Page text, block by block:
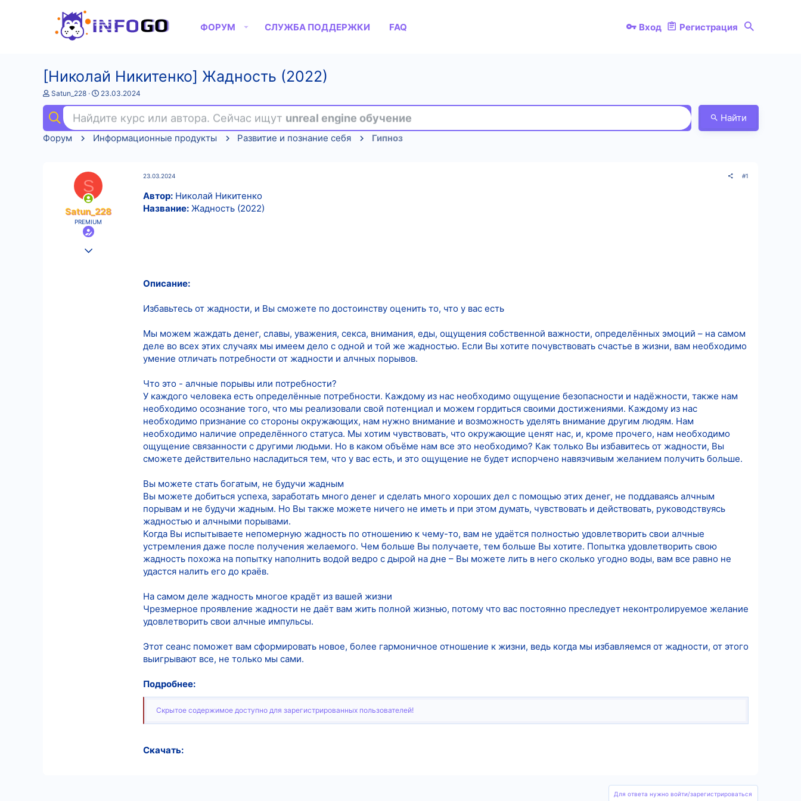
ФОРУМ СЛУЖБА ПОДДЕРЖКИ FAQ Вход Регистрация
[Николай Никитенко] Жадность (2022)
А
т
о
р
т
Satun_228
Д
а
н
а
а
23.03.2024
Найдите курс или автора. Сейчас ищут unreal engine обучение
Найти
Форум
Информационные продукты Развитие и познание себя Гипноз
S
Satun_228
PREMIUM
23.03.2024 #1
Автор: Николай Никитенко
Название: Жадность (2022)
Описание:
Избавьтесь от жадности, и Вы сможете по достоинству оценить то, что у вас есть
Мы можем жаждать денег, славы, уважения, секса, внимания, еды, ощущения собственной важности, определённых эмоций – на самом
деле во всех этих случаях мы имеем дело с одной и той же жадностью. Если Вы хотите почувствовать счастье в жизни, вам необходимо
умение отличать потребности от жадности и алчных порывов.
Что это - алчные порывы или потребности?
У каждого человека есть определённые потребности. Каждому из нас необходимо ощущение безопасности и надёжности, также нам
необходимо осознание того, что мы реализовали свой потенциал и можем гордиться своими достижениями. Каждому из нас
необходимо признание со стороны окружающих, нам нужно внимание и возможность уделять внимание другим людям. Нам
необходимо наличие определённого статуса. Мы хотим чувствовать, что окружающие ценят нас, и, кроме прочего, нам необходимо
ощущение связанности с другими людьми. Но в каком объёме нам все это необходимо? Как только Вы избавитесь от жадности, Вы
сможете действительно насладиться тем, что у вас есть, и это ощущение не будет испорчено навязчивым желанием получить больше.
Вы можете стать богатым, не будучи жадным
Вы можете добиться успеха, заработать много денег и сделать много хороших дел с помощью этих денег, не поддаваясь алчным
порывам и не будучи жадным. Но Вы также можете ничего не иметь и при этом думать, чувствовать и действовать, руководствуясь
жадностью и алчными порывами.
Когда Вы испытываете непомерную жадность по отношению к чему-то, вам не удаётся полностью удовлетворить свои алчные
устремления даже после получения желаемого. Чем больше Вы получаете, тем больше Вы хотите. Попытка удовлетворить свою
жадность похожа на попытку наполнить водой ведро с дырой на дне – Вы можете лить в него сколько угодно воды, вам все равно не
удастся налить его до краёв.
На самом деле жадность многое крадёт из вашей жизни
Чрезмерное проявление жадности не даёт вам жить полной жизнью, потому что вас постоянно преследует неконтролируемое желание
удовлетворить свои алчные импульсы.
Этот сеанс поможет вам сформировать новое, более гармоничное отношение к жизни, ведь когда мы избавляемся от жадности, от этого
выигрывают все, не только мы сами.
Подробнее:
Скрытое содержимое доступно для зарегистрированных пользователей!
Скачать:
Для ответа нужно войти/зарегистрироваться